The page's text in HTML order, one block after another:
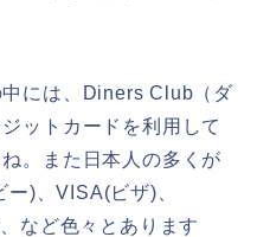
には、Diners Club（ダ
ットカードを利用して
。また日本人の多くが
)、VISA(ビザ)、
など色々とあります